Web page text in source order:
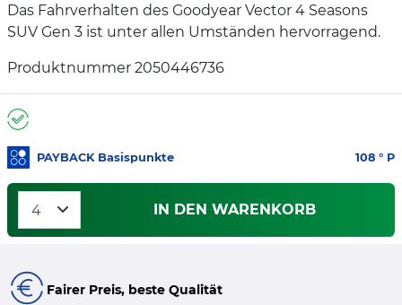
Das Fahrverhalten des Goodyear Vector 4 Seasons
SUV Gen 3 ist unter allen Umständen hervorragend.
Produktnummer 2050446736
PAYBACK Basispunkte 108 ° P
IN DEN WARENKORB
Fairer Preis, beste Qualität